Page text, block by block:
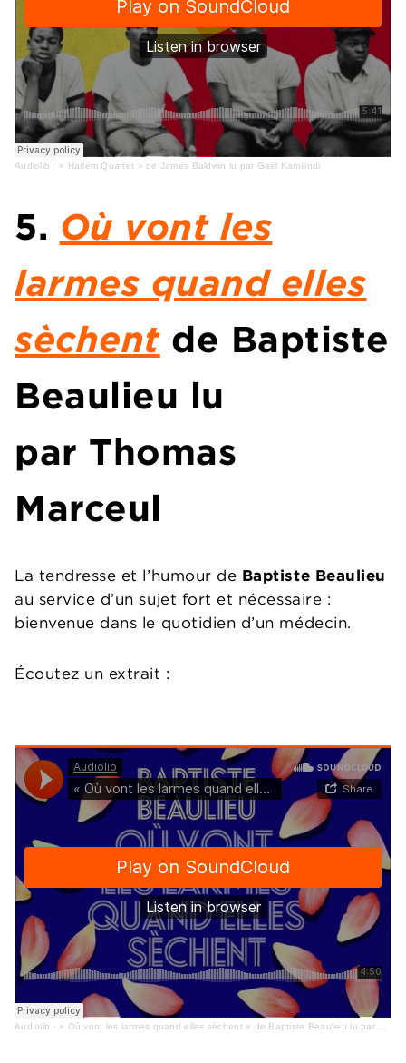
Audiolib · « Harlem Quartet » de James Baldwin lu par Gaël Kamilindi
5. Où vont les
larmes quand elles
sèchentde Baptiste
Beaulieu lu
par Thomas
Marceul
La tendresse et l’humour de Baptiste Beaulieu
au service d’un sujet fort et nécessaire :
bienvenue dans le quotidien d’un médecin.
Écoutez un extrait :
Audiolib · « Où vont les larmes quand elles sèchent » de Baptiste Beaulieu lu par Thomas Marceul